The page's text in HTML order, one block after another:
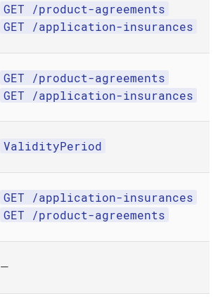
GET /product-agreements
GET /application-insurances
GET /product-agreements
GET /application-insurances
ValidityPeriod
GET /application-insurances
GET /product-agreements
—